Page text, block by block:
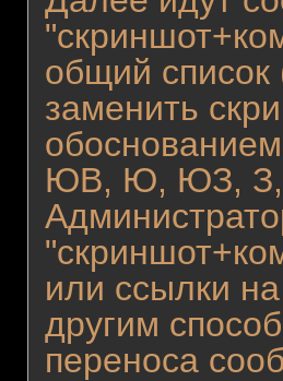
общий
заменить
ЮВ, Ю, ЮЗ, З,
или ссылки
другим
переноса